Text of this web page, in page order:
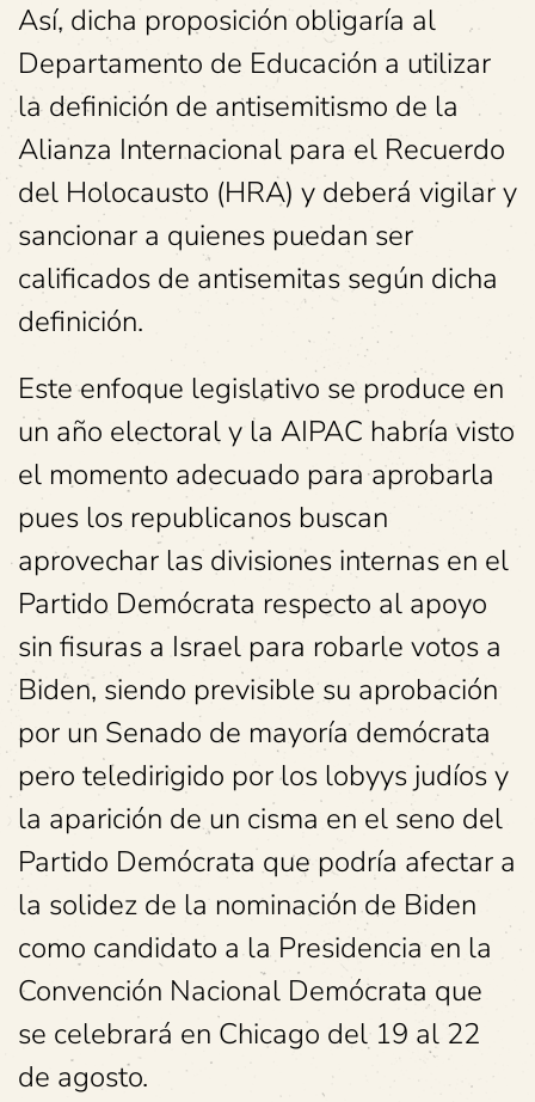
Así, dicha proposición obligaría al
Departamento de Educación a utilizar
la definición de antisemitismo de la
Alianza Internacional para el Recuerdo
del Holocausto (HRA) y deberá vigilar y
sancionar a quienes puedan ser
calificados de antisemitas según dicha
definición.
Este enfoque legislativo se produce en
un año electoral y la AIPAC habría visto
el momento adecuado para aprobarla
pues los republicanos buscan
aprovechar las divisiones internas en el
Partido Demócrata respecto al apoyo
sin fisuras a Israel para robarle votos a
Biden, siendo previsible su aprobación
por un Senado de mayoría demócrata
pero teledirigido por los lobyys judíos y
la aparición de un cisma en el seno del
Partido Demócrata que podría afectar a
la solidez de la nominación de Biden
como candidato a la Presidencia en la
Convención Nacional Demócrata que
se celebrará en Chicago del 19 al 22
de agosto.